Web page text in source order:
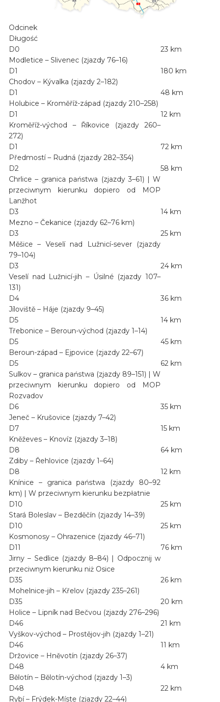
Odcinek
Długość
D0
Modletice – Slivenec (zjazdy 76–16)
23 km
D1
Chodov – Kývalka (zjazdy 2–182)
180 km
D1
Holubice – Kroměříž-západ (zjazdy 210–258)
48 km
D1
Kroměříž-východ – Říkovice (zjazdy 260–
272)
12 km
D1
Předmostí – Rudná (zjazdy 282–354)
72 km
D2
Chrlice – granica państwa (zjazdy 3–61) | W
przeciwnym kierunku dopiero od MOP
Lanžhot
58 km
D3
Mezno – Čekanice (zjazdy 62–76 km)
14 km
D3
Měšice – Veselí nad Lužnicí-sever (zjazdy
79–104)
25 km
D3
Veselí nad Lužnicí-jih – Úsilné (zjazdy 107–
131)
24 km
D4
Jíloviště – Háje (zjazdy 9–45)
36 km
D5
Třebonice – Beroun-východ (zjazdy 1–14)
14 km
D5
Beroun-západ – Ejpovice (zjazdy 22–67)
45 km
D5
Sulkov – granica państwa (zjazdy 89–151) | W
przeciwnym kierunku dopiero od MOP
Rozvadov
62 km
D6
Jeneč – Krušovice (zjazdy 7–42)
35 km
D7
Kněževes – Knovíz (zjazdy 3–18)
15 km
D8
Zdiby – Řehlovice (zjazdy 1–64)
64 km
D8
Knínice – granica państwa (zjazdy 80–92
km) | W przeciwnym kierunku bezpłatnie
12 km
D10
Stará Boleslav – Bezděčín (zjazdy 14–39)
25 km
D10
Kosmonosy – Ohrazenice (zjazdy 46–71)
25 km
D11
Jirny – Sedlice (zjazdy 8–84) | Odpocznij w
przeciwnym kierunku niż Osice
76 km
D35
Mohelnice-jih – Křelov (zjazdy 235–261)
26 km
D35
Holice – Lipník nad Bečvou (zjazdy 276–296)
20 km
D46
Vyškov-východ – Prostějov-jih (zjazdy 1–21)
21 km
D46
Držovice – Hněvotín (zjazdy 26–37)
11 km
D48
Bělotín – Bělotín-východ (zjazdy 1–3)
4 km
D48
Rybí – Frýdek-Míste (zjazdy 22–44)
22 km